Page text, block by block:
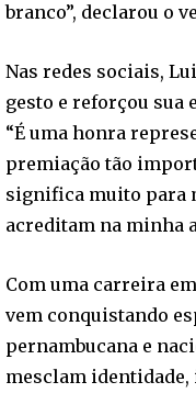
branco”, declarou o
Nas redes sociais,
gesto e reforçou sua
“É uma honra
premiação tão
significa muito para
acreditam na minha
Com uma carreira
vem conquistando
pernambucana e
mesclam identidade,